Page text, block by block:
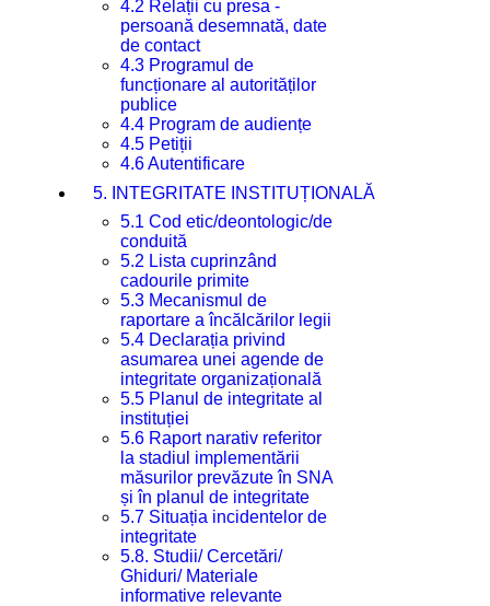
4.2 Relații cu presa -
persoană desemnată, date
de contact
4.3 Programul de
funcționare al autorităților
publice
4.4 Program de audiențe
4.5 Petiții
4.6 Autentificare
5. INTEGRITATE INSTITUȚIONALĂ
5.1 Cod etic/deontologic/de
conduită
5.2 Lista cuprinzând
cadourile primite
5.3 Mecanismul de
raportare a încălcărilor legii
5.4 Declarația privind
asumarea unei agende de
integritate organizațională
5.5 Planul de integritate al
instituției
5.6 Raport narativ referitor
la stadiul implementării
măsurilor prevăzute în SNA
și în planul de integritate
5.7 Situația incidentelor de
integritate
5.8. Studii/ Cercetări/
Ghiduri/ Materiale
informative relevante